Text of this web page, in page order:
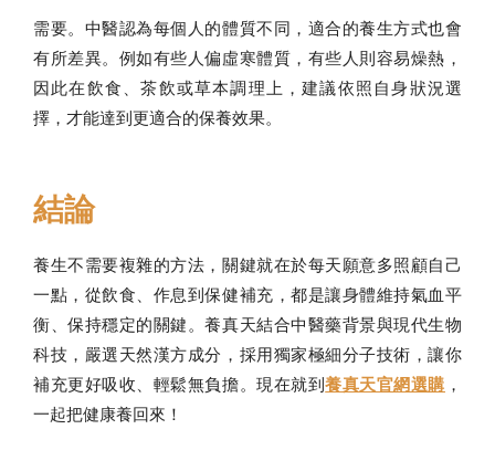
需要。中醫認為每個人的體質不同，適合的養生方式也會
有所差異。例如有些人偏虛寒體質，有些人則容易燥熱，
因此在飲食、茶飲或草本調理上，建議依照自身狀況選
擇，才能達到更適合的保養效果。
結論
養生不需要複雜的方法，關鍵就在於每天願意多照顧自己
一點，從飲食、作息到保健補充，都是讓身體維持氣血平
衡、保持穩定的關鍵。養真天結合中醫藥背景與現代生物
科技，嚴選天然漢方成分，採用獨家極細分子技術，讓你
補充更好吸收、輕鬆無負擔。現在就到養真天官網選購 ，
一起把健康養回來！